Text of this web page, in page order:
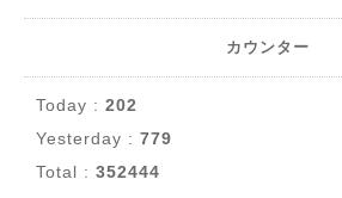
カウンター
Today : 202
Yesterday : 779
Total : 352444